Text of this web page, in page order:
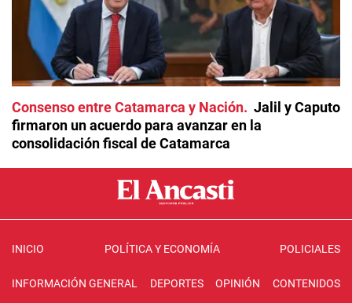
Consenso entre Catamarca y Nación
Jalil y Caputo
firmaron un acuerdo para avanzar en la
consolidación fiscal de Catamarca
INICIO POLÍTICA Y ECONOMÍA POLICIALES
INFORMACIÓN GENERAL DEPORTES OPINIÓN CONTENIDOS